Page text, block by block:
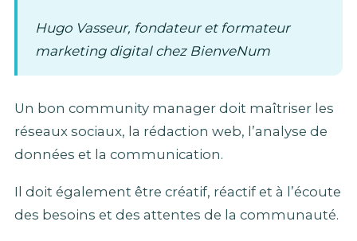
Hugo Vasseur, fondateur et formateur
marketing digital chez BienveNum
Un bon community manager doit maîtriser les
réseaux sociaux, la rédaction web, l’analyse de
données et la communication.
Il doit également être créatif, réactif et à l’écoute
des besoins et des attentes de la communauté.